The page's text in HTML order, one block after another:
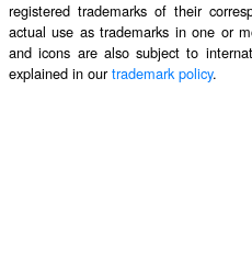
registered trademarks of their
actual use as trademarks in one or
and icons are also subject to
explained in ourtrademark policy.